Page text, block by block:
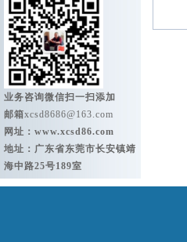
业务咨询微信扫一扫添加
邮箱xcsd8686@163.com
网址： www.xcsd86.com
地址：广东省东莞市长安镇靖
海中路25号189室